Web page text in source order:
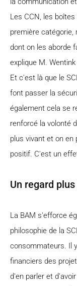
Les CCN, les
première
dont on les aborde
explique M.
Et c'est là que le
font passer la
également cela se
renforcé la volonté
plus vivant et on
positif. C'est un
Un regard
La BAM s'efforce
philosophie de la
consommateurs. Il
financiers des
d'en parler et